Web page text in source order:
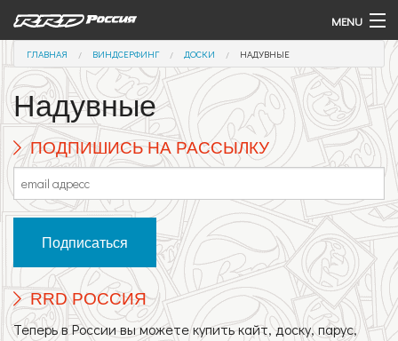
Перейти к основному содержанию
MENU
Виндсерфинг
Крылья и Доски (Вингфойлинг)
Подводное крыло (Гидрофойл)
Доска с веслом (САП)
Контакты
Купить
ВЫ ЗДЕСЬ
ГЛАВНАЯ ВИНДСЕРФИНГ ДОСКИ НАДУВНЫЕ
Надувные
ПОДПИШИСЬ НА РАССЫЛКУ
RRD РОССИЯ
Теперь в России вы можете купить кайт, доску, парус,